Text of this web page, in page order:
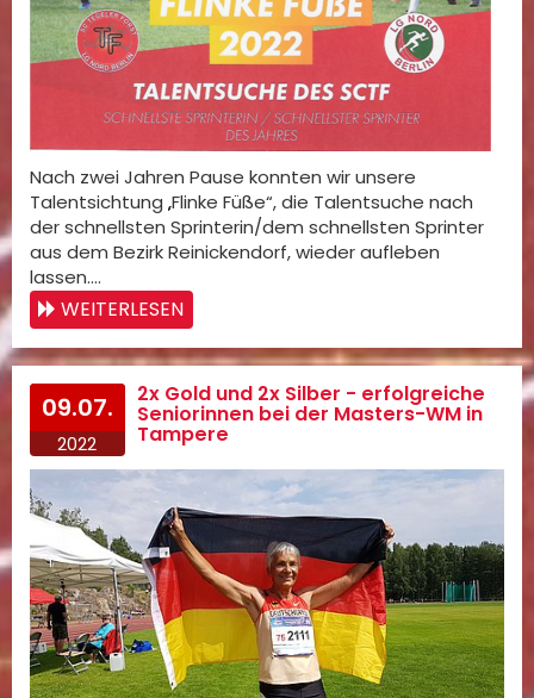
Nach zwei Jahren Pause konnten wir unsere
Talentsichtung „Flinke Füße“, die Talentsuche nach
der schnellsten Sprinterin/dem schnellsten Sprinter
aus dem Bezirk Reinickendorf, wieder aufleben
lassen.…
WEITERLESEN
09.07.
2022
2x Gold und 2x Silber - erfolgreiche
Seniorinnen bei der Masters-WM in
Tampere